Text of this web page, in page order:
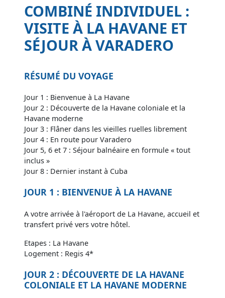
COMBINÉ INDIVIDUEL :
VISITE À LA HAVANE ET
SÉJOUR À VARADERO
RÉSUMÉ DU VOYAGE
Jour 1 : Bienvenue à La Havane
Jour 2 : Découverte de la Havane coloniale et la
Havane moderne
Jour 3 : Flâner dans les vieilles ruelles librement
Jour 4 : En route pour Varadero
Jour 5, 6 et 7 : Séjour balnéaire en formule « tout
inclus »
Jour 8 : Dernier instant à Cuba
JOUR 1 : BIENVENUE À LA HAVANE
A votre arrivée à l'aéroport de La Havane, accueil et
transfert privé vers votre hôtel.
Etapes : La Havane
Logement : Regis 4*
JOUR 2 : DÉCOUVERTE DE LA HAVANE
COLONIALE ET LA HAVANE MODERNE